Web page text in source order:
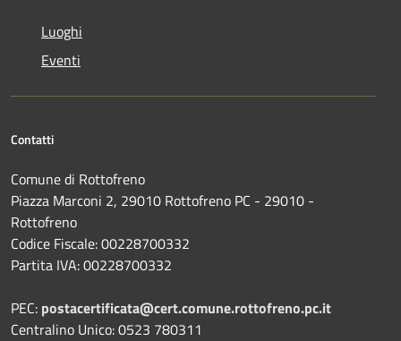
Luoghi
Eventi
Contatti
Comune di Rottofreno
Piazza Marconi 2, 29010 Rottofreno PC - 29010 -
Rottofreno
Codice Fiscale: 00228700332
Partita IVA: 00228700332
PEC: postacertificata@cert.comune.rottofreno.pc.it
Centralino Unico: 0523 780311